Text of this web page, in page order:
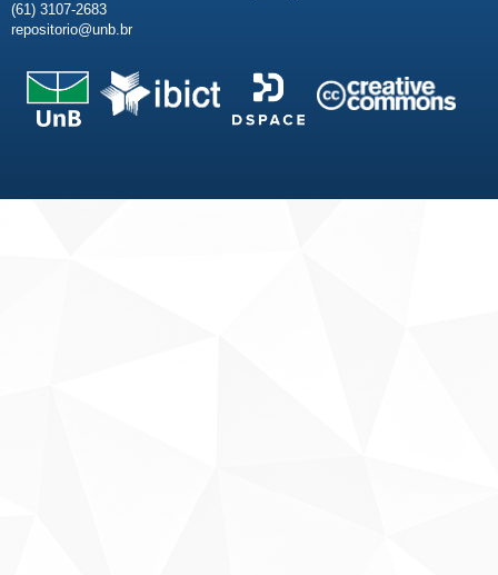
(61) 3107-2683
repositorio@unb.br